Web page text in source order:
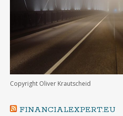
Copyright Oliver Krautscheid
FINANCIALEXPERT.EU